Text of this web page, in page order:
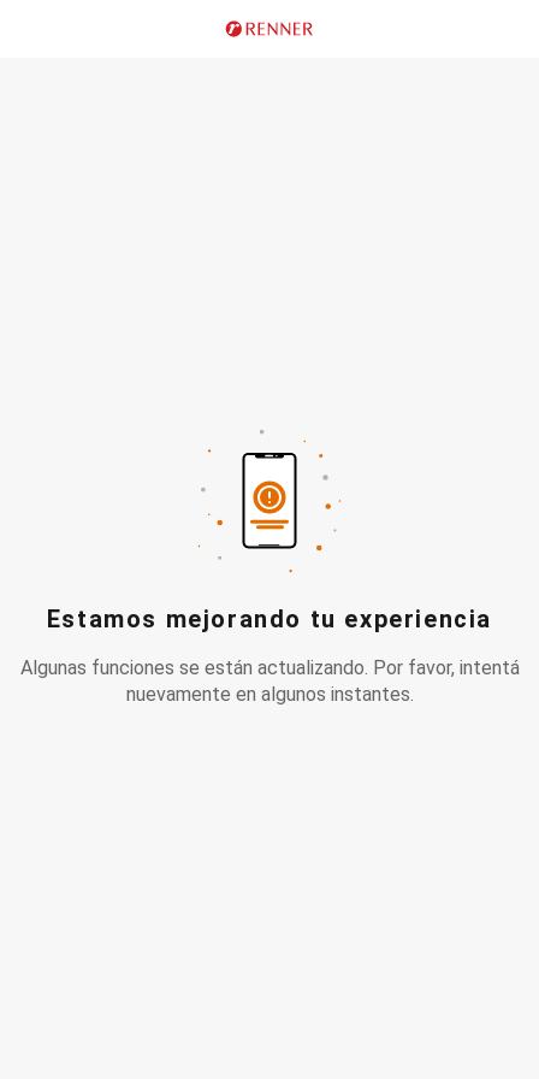
Estamos mejorando tu experiencia
Algunas funciones se están actualizando. Por favor, intentá
nuevamente en algunos instantes.